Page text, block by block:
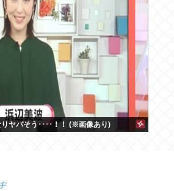
りヤバそう････！！ (※画像あり)